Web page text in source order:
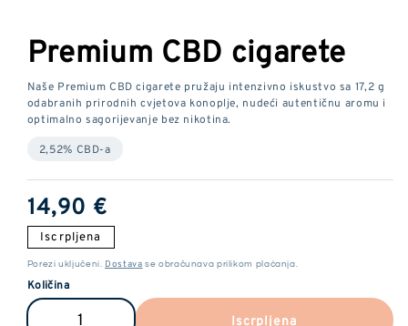
prozoru
Premium CBD cigarete
Naše Premium CBD cigarete pružaju intenzivno iskustvo sa 17,2 g
odabranih prirodnih cvjetova konoplje, nudeći autentičnu aromu i
optimalno sagorijevanje bez nikotina.
2,52% CBD-a
Redovna
cijena
14,90 €
Iscrpljena
Porezi uključeni. Dostava se obračunava prilikom plaćanja.
Količina
Iscrpljena